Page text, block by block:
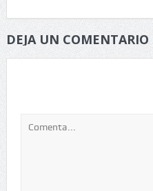
DEJA UN COMENTARIO